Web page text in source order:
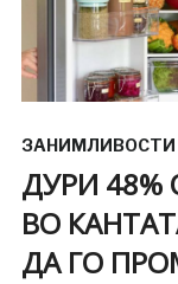
ЗАНИМЛИВОСТИ
ДУРИ
ВО
ДА ГО